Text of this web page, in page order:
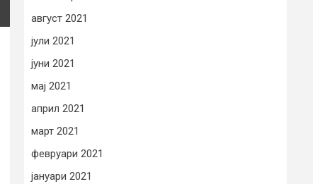
август 2021
јули 2021
јуни 2021
мај 2021
април 2021
март 2021
февруари 2021
јануари 2021